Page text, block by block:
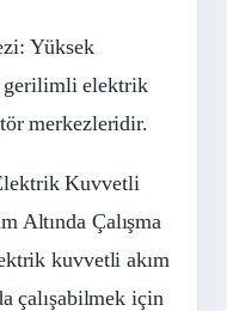
Yüksek
gerilimli elektrik
merkezleridir.
Kuvvetli
Altında Çalışma
kuvvetli akım
çalışabilmek için